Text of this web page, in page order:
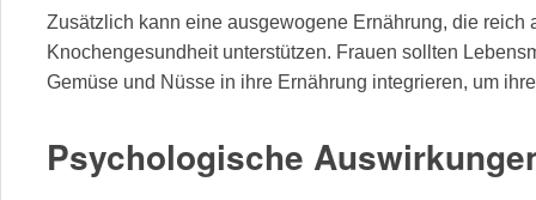
Zusätzlich kann eine ausgewogene Ernährung, die reich
Knochengesundheit unterstützen. Frauen sollten
Gemüse und Nüsse in ihre Ernährung integrieren, um
Psychologische